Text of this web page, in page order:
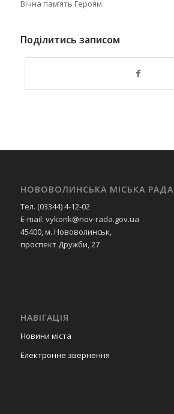
Вічна памʼять Героям.
Поділитись записом
НОВОВОЛИНСЬКА МІСЬКА РАДА
Тел. (03344) 4-12-02
E-mail: vykonk@nov-rada.gov.ua
45400, м. Нововолинськ,
проспект Дружби, 27
НАВІГАЦІЯ
Новини міста
Електронне звернення